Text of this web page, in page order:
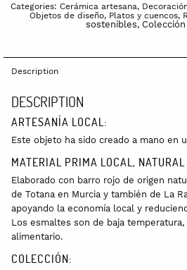
Categories: Cerámica artesana,
Objetos de diseño, Platos y cuencos,
sostenibles,
Description
DESCRIPTION
ARTESANÍA LOCAL:
Este objeto ha sido creado a mano en
MATERIAL PRIMA LOCAL,
Elaborado con barro rojo de origen
de Totana en Murcia y también de La
apoyando la economía local y
Los esmaltes son de baja temperatura,
alimentario.
COLECCIÓN: